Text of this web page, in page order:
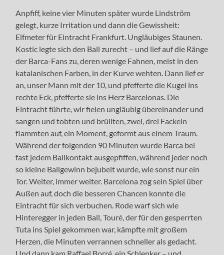
Anpfiff, keine vier Minuten später wurde Lindström
gelegt, kurze Irritation und dann die Gewissheit:
Elfmeter für Eintracht Frankfurt. Ungläubiges Staunen.
Kostic legte sich den Ball zurecht – und lief auf die Ränge
der Barca-Fans zu, deren wenige Fahnen, meist in den
katalanischen Farben, in der Kurve wehten. Dann lief er
an, unser Mann mit der 10, und pfefferte die Kugel ins
rechte Eck, pfefferte sie ins Herz Barcelonas. Die
Eintracht führte, wir fielen ungläubig übereinander und
sangen und tobten und brüllten, zwei, drei Fackeln
flammten auf, ein Moment, geformt aus einem Traum.
Während der folgenden 90 Minuten wurde Barca bei
fast jedem Ballkontakt ausgepfiffen, während jeder noch
so kleine Ballgewinn bejubelt wurde, wie sonst nur ein
Tor. Weiter, immer weiter. Barcelona zog sein Spiel über
Außen auf, doch die besseren Chancen konnte die
Eintracht für sich verbuchen. Rode warf sich wie
Hinteregger in jeden Ball, Touré, der für den gesperrten
Tuta ins Spiel gekommen war, kämpfte mit großem
Herzen, die Minuten verrannen schneller als gedacht.